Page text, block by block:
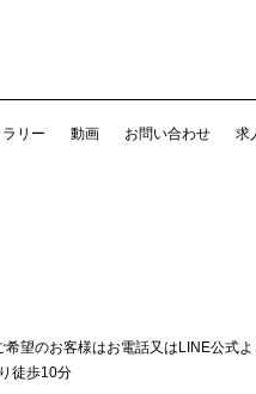
リー 動画 お問い合わせ 求
望のお客様はお電話又はLINE公式よ
徒歩10分